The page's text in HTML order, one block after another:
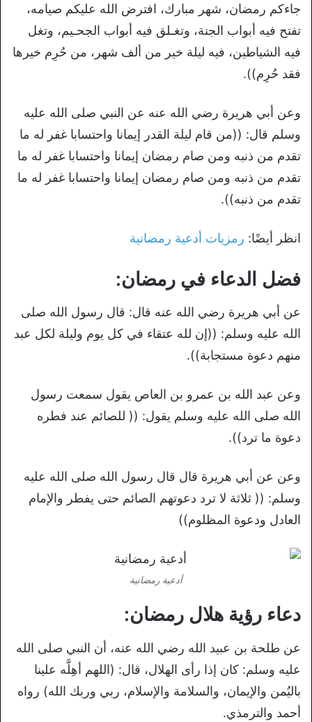
جاءكم رمضان، شهر مبارك، افترض الله عليكم صيامه،
تفتح فيه أبواب الجنة، وتغـلق فيه أبواب الجحـيم، وتغل
فيه الشياطين، فيه ليلة خير من ألف شهر، من حُرِم خيرها
فقد حُرِم)).
وعن أبي هريرة رضي الله عنه عن النبي صلى الله عليه
وسلم قال: ((من قام ليلة القدر إيمانا واحتسابا غفر له ما
تقدم من ذنبه ومن صام رمضان إيمانا واحتسابا غفر له ما
تقدم من ذنبه ومن صام رمضان إيمانا واحتسابا غفر له ما
تقدم من ذنبه)).
انظر أيضًا: رمزيات أدعية رمضانية
فضل الدعاء في رمضان:
عن أبي هريرة رضي الله عنه قال: قال رسول الله صلى
الله عليه وسلم: ((إن لله عتقاء في كل يوم وليلة لكل عبد
منهم دعوة مستجابة)).
وعن عبد الله بن عمرو بن العاص يقول سمعت رسول
الله صلى الله عليه وسلم يقول: (( للصائم عند فطره
دعوة ما ترد)).
وعن عن أبي هريرة قال قال رسول الله صلى الله عليه
وسلم: (( ثلاثة لا ترد دعوتهم الصائم حتى يفطر والإمام
العادل ودعوة المظلوم))
أدعية رمضانية
دعاء رؤية هلال رمضان:
عن طلحة بن عبيد الله رضي الله عنه، أن النبي صلى الله
عليه وسلم: كان إذا رأى الهلال، قال: (اللهم أهِلَّه علينا
باليُمن والإيمان، والسلامة والإسلام، ربي وربك الله) رواه
أحمد والترمذي.